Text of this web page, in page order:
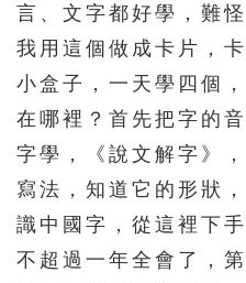
言、文字都好學，難
我用這個做成卡片，
小盒子，一天學四個
在哪裡？首先把字的
字學，《說文解字》
寫法，知道它的形狀
識中國字，從這裡下
不超過一年全會了，